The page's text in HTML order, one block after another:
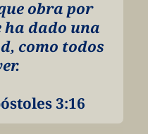
obra por
ha dado una
como todos
3:16